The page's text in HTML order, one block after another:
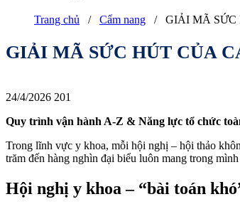
Trang chủ / Cẩm nang / GIẢI MÃ SỨC
GIẢI MÃ SỨC HÚT CỦA
24/4/2026 201
Quy trình vận hành A-Z & Năng lực tổ chức
Trong lĩnh vực y khoa, mỗi hội nghị – hội thảo
trăm đến hàng nghìn đại biểu luôn mang trong
Hội nghị y khoa – “bài toán